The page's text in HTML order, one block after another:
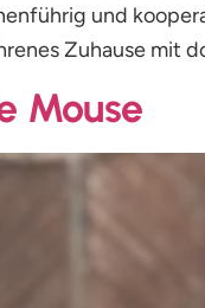
und
Zuhause mit
Mouse